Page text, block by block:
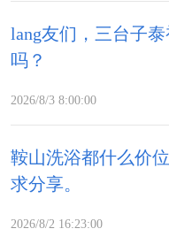
lang友们，三台子
吗？
2026/8/3 8:00:00
鞍山洗浴都什么价
求分享。
2026/8/2 16:23:00